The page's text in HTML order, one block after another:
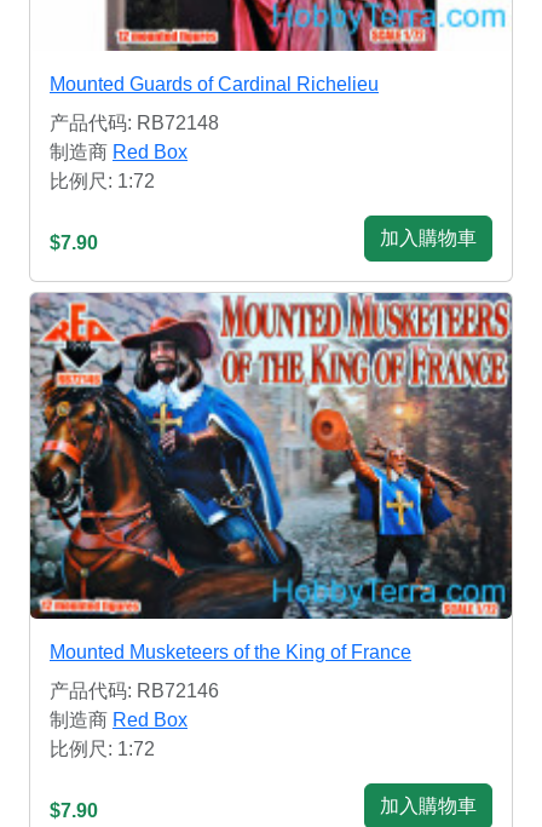
Mounted Guards of Cardinal Richelieu
产品代码: RB72148
制造商 Red Box
比例尺: 1:72
$7.90 加入購物車
Mounted Musketeers of the King of France
产品代码: RB72146
制造商 Red Box
比例尺: 1:72
$7.90 加入購物車